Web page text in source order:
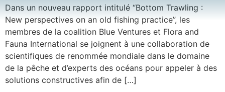
Dans un nouveau rapport intitulé “Bottom Trawling :
New perspectives on an old fishing practice”, les
membres de la coalition Blue Ventures et Flora and
Fauna International se joignent à une collaboration de
scientifiques de renommée mondiale dans le domaine
de la pêche et d’experts des océans pour appeler à des
solutions constructives afin de […]